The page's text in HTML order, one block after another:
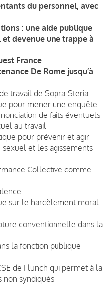
du personnel, avec
: une aide publique
devenue une trappe à
France
De Rome jusqu’à
travail de Sopra-Steria
pour mener une enquête
de faits éventuels
au travail
pour prévenir et agir
et les agissements
Collective comme
sur le harcèlement moral
conventionnelle dans la
la fonction publique
de Flunch qui permet à la
non syndiqués